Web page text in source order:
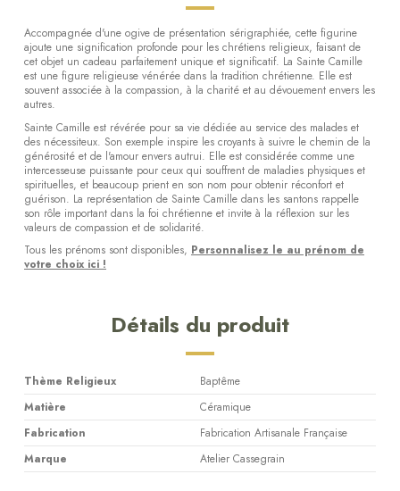
Accompagnée d'une ogive de présentation sérigraphiée, cette figurine
ajoute une signification profonde pour les chrétiens religieux, faisant de
cet objet un cadeau parfaitement unique et significatif. La Sainte Camille
est une figure religieuse vénérée dans la tradition chrétienne. Elle est
souvent associée à la compassion, à la charité et au dévouement envers les
autres.
Sainte Camille est révérée pour sa vie dédiée au service des malades et
des nécessiteux. Son exemple inspire les croyants à suivre le chemin de la
générosité et de l'amour envers autrui. Elle est considérée comme une
intercesseuse puissante pour ceux qui souffrent de maladies physiques et
spirituelles, et beaucoup prient en son nom pour obtenir réconfort et
guérison. La représentation de Sainte Camille dans les santons rappelle
son rôle important dans la foi chrétienne et invite à la réflexion sur les
valeurs de compassion et de solidarité.
Tous les prénoms sont disponibles, Personnalisez le au prénom de
votre choix ici !
Détails du produit
Thème Religieux
Baptême
Matière
Céramique
Fabrication
Fabrication Artisanale Française
Marque
Atelier Cassegrain